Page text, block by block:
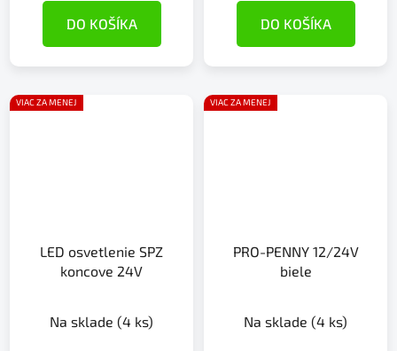
DO KOŠÍKA DO KOŠÍKA
VIAC ZA MENEJ
LED osvetlenie SPZ
koncove 24V
Na sklade (4 ks)
VIAC ZA MENEJ
PRO-PENNY 12/24V
biele
Na sklade (4 ks)